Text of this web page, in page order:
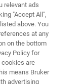
会
う微小
relevant ads
"Accept All",
above. You
at any
on the bottom
Policy for
cookies are
means Bruker
advertising